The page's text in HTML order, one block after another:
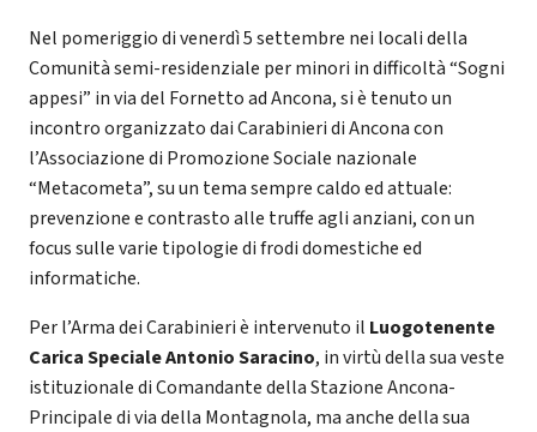
Nel pomeriggio di venerdì 5 settembre nei locali della
Comunità semi-residenziale per minori in difficoltà “Sogni
appesi” in via del Fornetto ad Ancona, si è tenuto un
incontro organizzato dai Carabinieri di Ancona con
l’Associazione di Promozione Sociale nazionale
“Metacometa”, su un tema sempre caldo ed attuale:
prevenzione e contrasto alle truffe agli anziani, con un
focus sulle varie tipologie di frodi domestiche ed
informatiche.
Per l’Arma dei Carabinieri è intervenuto il Luogotenente
Carica Speciale Antonio Saracino, in virtù della sua veste
istituzionale di Comandante della Stazione Ancona-
Principale di via della Montagnola, ma anche della sua